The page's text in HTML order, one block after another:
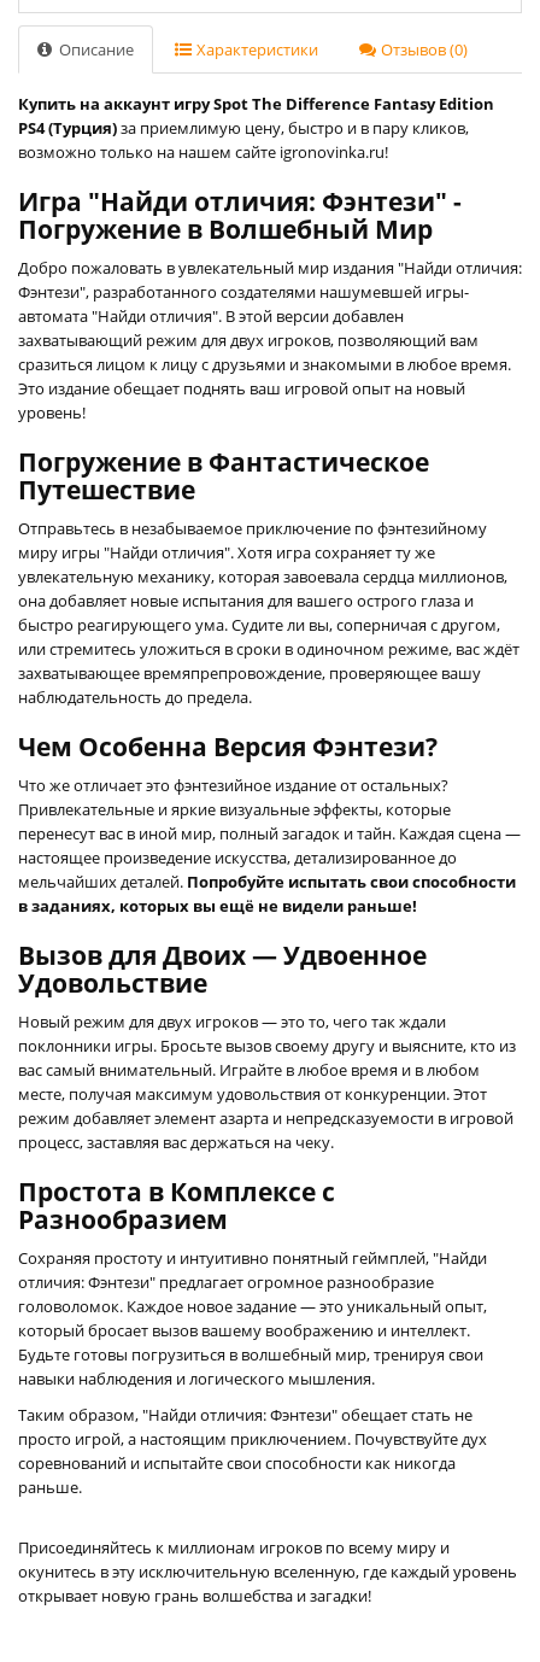
Описание Характеристики Отзывов (0)
Купить на аккаунт игру Spot The Difference Fantasy Edition
PS4 (Турция)за приемлимую цену, быстро и в пару кликов,
возможно только на нашем сайте igronovinka.ru!
Игра "Найди отличия: Фэнтези" -
Погружение в Волшебный Мир
Добро пожаловать в увлекательный мир издания "Найди отличия:
Фэнтези", разработанного создателями нашумевшей игры-
автомата "Найди отличия". В этой версии добавлен
захватывающий режим для двух игроков, позволяющий вам
сразиться лицом к лицу с друзьями и знакомыми в любое время.
Это издание обещает поднять ваш игровой опыт на новый
уровень!
Погружение в Фантастическое
Путешествие
Отправьтесь в незабываемое приключение по фэнтезийному
миру игры "Найди отличия". Хотя игра сохраняет ту же
увлекательную механику, которая завоевала сердца миллионов,
она добавляет новые испытания для вашего острого глаза и
быстро реагирующего ума. Судите ли вы, соперничая с другом,
или стремитесь уложиться в сроки в одиночном режиме, вас ждёт
захватывающее времяпрепровождение, проверяющее вашу
наблюдательность до предела.
Чем Особенна Версия Фэнтези?
Что же отличает это фэнтезийное издание от остальных?
Привлекательные и яркие визуальные эффекты, которые
перенесут вас в иной мир, полный загадок и тайн. Каждая сцена —
настоящее произведение искусства, детализированное до
мельчайших деталей. Попробуйте испытать свои способности
в заданиях, которых вы ещё не видели раньше!
Вызов для Двоих — Удвоенное
Удовольствие
Новый режим для двух игроков — это то, чего так ждали
поклонники игры. Бросьте вызов своему другу и выясните, кто из
вас самый внимательный. Играйте в любое время и в любом
месте, получая максимум удовольствия от конкуренции. Этот
режим добавляет элемент азарта и непредсказуемости в игровой
процесс, заставляя вас держаться на чеку.
Простота в Комплексе с
Разнообразием
Сохраняя простоту и интуитивно понятный геймплей, "Найди
отличия: Фэнтези" предлагает огромное разнообразие
головоломок. Каждое новое задание — это уникальный опыт,
который бросает вызов вашему воображению и интеллект.
Будьте готовы погрузиться в волшебный мир, тренируя свои
навыки наблюдения и логического мышления.
Таким образом, "Найди отличия: Фэнтези" обещает стать не
просто игрой, а настоящим приключением. Почувствуйте дух
соревнований и испытайте свои способности как никогда
раньше.
Присоединяйтесь к миллионам игроков по всему миру и
окунитесь в эту исключительную вселенную, где каждый уровень
открывает новую грань волшебства и загадки!